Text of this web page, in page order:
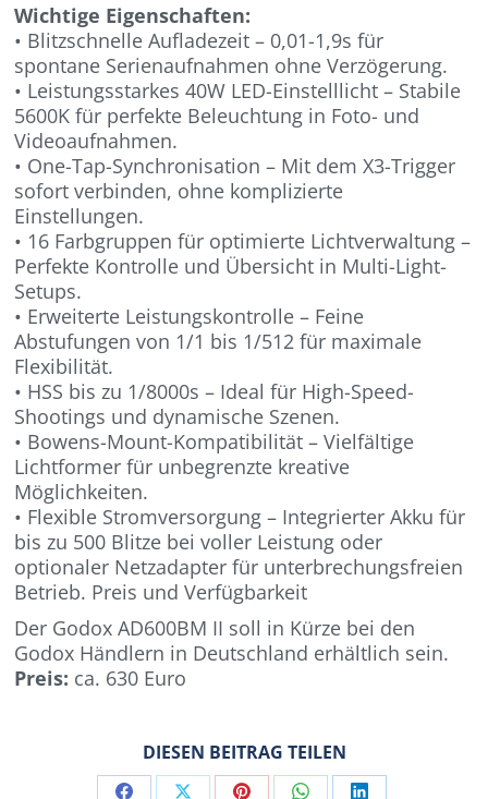
Wichtige Eigenschaften:
• Blitzschnelle Aufladezeit – 0,01-1,9s für
spontane Serienaufnahmen ohne Verzögerung.
• Leistungsstarkes 40W LED-Einstelllicht – Stabile
5600K für perfekte Beleuchtung in Foto- und
Videoaufnahmen.
• One-Tap-Synchronisation – Mit dem X3-Trigger
sofort verbinden, ohne komplizierte
Einstellungen.
• 16 Farbgruppen für optimierte Lichtverwaltung –
Perfekte Kontrolle und Übersicht in Multi-Light-
Setups.
• Erweiterte Leistungskontrolle – Feine
Abstufungen von 1/1 bis 1/512 für maximale
Flexibilität.
• HSS bis zu 1/8000s – Ideal für High-Speed-
Shootings und dynamische Szenen.
• Bowens-Mount-Kompatibilität – Vielfältige
Lichtformer für unbegrenzte kreative
Möglichkeiten.
• Flexible Stromversorgung – Integrierter Akku für
bis zu 500 Blitze bei voller Leistung oder
optionaler Netzadapter für unterbrechungsfreien
Betrieb. Preis und Verfügbarkeit
Der Godox AD600BM II soll in Kürze bei den
Godox Händlern in Deutschland erhältlich sein.
Preis: ca. 630 Euro
DIESEN BEITRAG TEILEN